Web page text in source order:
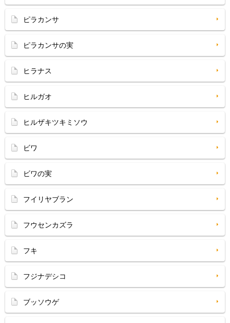
ピラカンサ
ピラカンサの実
ヒラナス
ヒルガオ
ヒルザキツキミソウ
ビワ
ビワの実
フイリヤブラン
フウセンカズラ
フキ
フジナデシコ
ブッソウゲ